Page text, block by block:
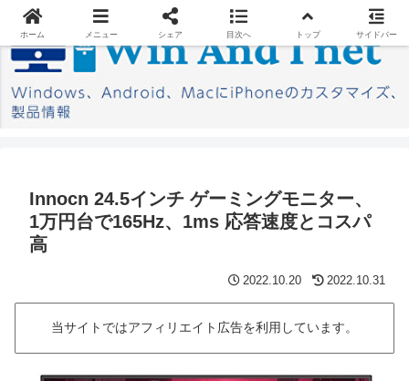
Innocn 24.5インチ ゲーミングモニター、
1万円台で165Hz、1ms 応答速度とコスパ
高
2022.10.20 2022.10.31
当サイトではアフィリエイト広告を利用しています。
ホーム メニュー シェア 目次へ トップ サイドバー